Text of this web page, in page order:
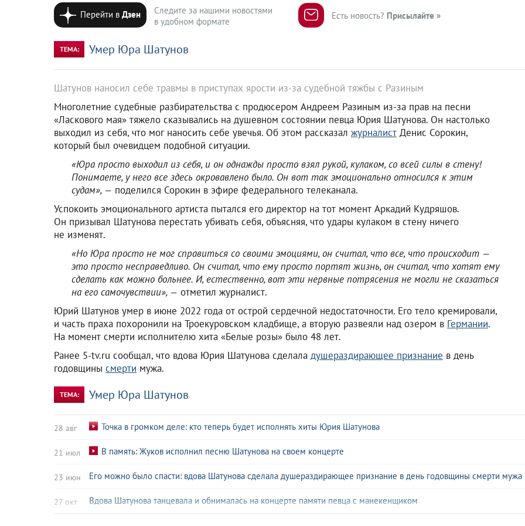
Перейти вДзен
Следите за нашими новостями
в удобном формате
Есть новость? Присылайте »
ТЕМА: Умер Юра Шатунов
Шатунов наносил себе травмы в приступах ярости из-за судебной тяжбы с Разиным
Многолетние судебные разбирательства с продюсером Андреем Разиным из-за прав на песни
«Ласкового мая» тяжело сказывались на душевном состоянии певца Юрия Шатунова. Он настолько
выходил из себя, что мог наносить себе увечья. Об этом рассказал журналист Денис Сорокин,
который был очевидцем подобной ситуации.
«Юра просто выходил из себя, и он однажды просто взял рукой, кулаком, со всей силы в стену!
Понимаете, у него все здесь окровавлено было. Он вот так эмоционально относился к этим
судам», — поделился Сорокин в эфире федерального телеканала.
Успокоить эмоционального артиста пытался его директор на тот момент Аркадий Кудряшов.
Он призывал Шатунова перестать убивать себя, объясняя, что удары кулаком в стену ничего
не изменят.
«Но Юра просто не мог справиться со своими эмоциями, он считал, что все, что происходит —
это просто несправедливо. Он считал, что ему просто портят жизнь, он считал, что хотят ему
сделать как можно больнее. И, естественно, вот эти нервные потрясения не могли не сказаться
на его самочувствии», — отметил журналист.
Юрий Шатунов умер в июне 2022 года от острой сердечной недостаточности. Его тело кремировали,
и часть праха похоронили на Троекуровском кладбище, а вторую развеяли над озером в Германии.
На момент смерти исполнителю хита «Белые розы» было 48 лет.
Ранее 5-tv.ru сообщал, что вдова Юрия Шатунова сделала душераздирающее признание в день
годовщины смерти мужа.
ТЕМА: Умер Юра Шатунов
28 авг Точка в громком деле: кто теперь будет исполнять хиты Юрия Шатунова
21 июл В память: Жуков исполнил песню Шатунова на своем концерте
23 июн Его можно было спасти: вдова Шатунова сделала душераздирающее признание в день годовщины смерти мужа
27 окт Вдова Шатунова танцевала и обнималась на концерте памяти певца с манекенщиком